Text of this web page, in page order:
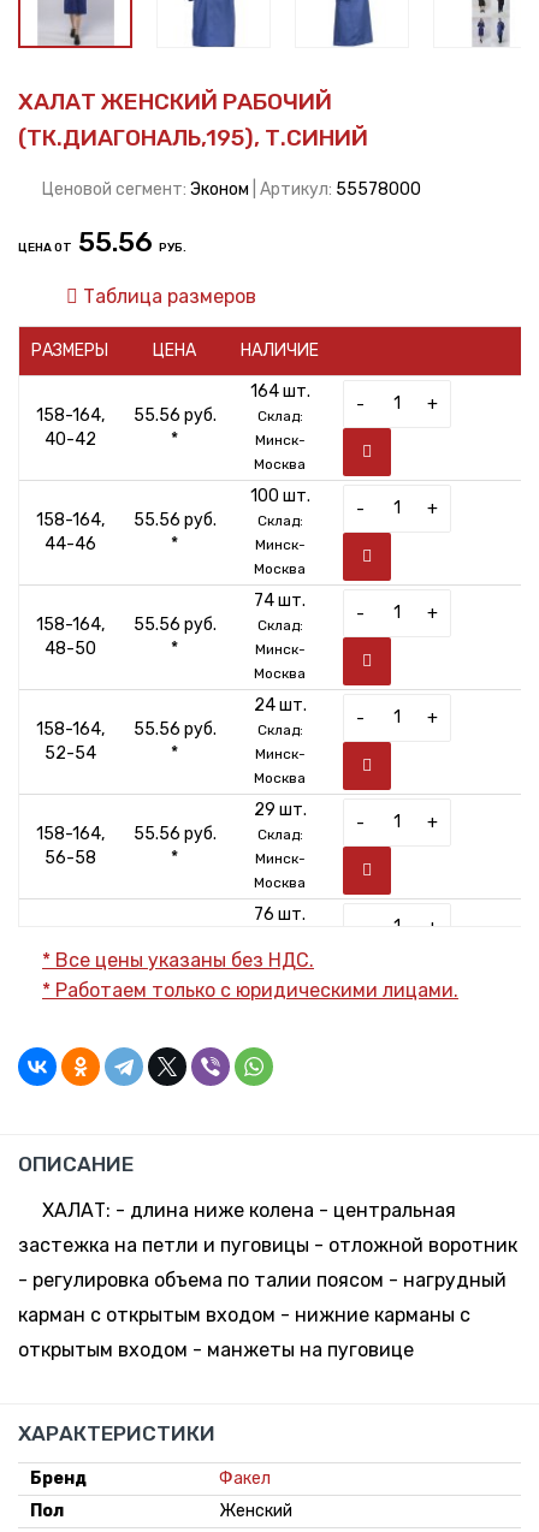
ХАЛАТ ЖЕНСКИЙ РАБОЧИЙ
(ТК.ДИАГОНАЛЬ,195), Т.СИНИЙ
Ценовой сегмент: Эконом | Артикул: 55578000
ЦЕНА ОТ 55.56 РУБ.
Таблица размеров
РАЗМЕРЫ ЦЕНА НАЛИЧИЕ
158-164,
40-42
55.56 руб.
*
164 шт.
Склад:
Минск-
Москва
- +
158-164,
44-46
55.56 руб.
*
100 шт.
Склад:
Минск-
Москва
- +
158-164,
48-50
55.56 руб.
*
74 шт.
Склад:
Минск-
Москва
- +
158-164,
52-54
55.56 руб.
*
24 шт.
Склад:
Минск-
Москва
- +
158-164,
56-58
55.56 руб.
*
29 шт.
Склад:
Минск-
Москва
- +
60-62
*
76 шт.
Минск-
Москва
+
158-164,
64-66
69.12 руб.
*
Минск-
Москва
40-42
170-176,
44-46
55.56 руб.
*
Склад:
Минск-
- +
170-176,
55.56 руб.
Склад:
-
170-176,
52-54
55.56 руб.
Склад:
Минск-
Москва
* Все цены указаны без НДС.
* Работаем только с юридическими лицами.
ОПИСАНИЕ
ХАЛАТ: - длина ниже колена - центральная
застежка на петли и пуговицы - отложной воротник
- регулировка объема по талии поясом - нагрудный
карман с открытым входом - нижние карманы с
открытым входом - манжеты на пуговице
ХАРАКТЕРИСТИКИ
Бренд
Факел
Пол
Женский